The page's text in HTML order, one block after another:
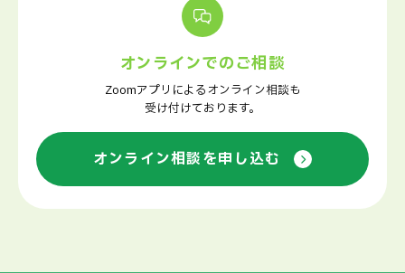
オンラインでのご相談
Zoomアプリによるオンライン相談も
受け付けております。
オンライン相談を申し込む